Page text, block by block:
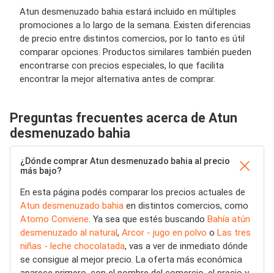
Atun desmenuzado bahia estará incluido en múltiples
promociones a lo largo de la semana. Existen diferencias
de precio entre distintos comercios, por lo tanto es útil
comparar opciones. Productos similares también pueden
encontrarse con precios especiales, lo que facilita
encontrar la mejor alternativa antes de comprar.
Preguntas frecuentes acerca de Atun
desmenuzado bahia
¿Dónde comprar Atun desmenuzado bahia al precio
más bajo?
En esta página podés comparar los precios actuales de
Atun desmenuzado bahia en distintos comercios, como
Atomo Conviene . Ya sea que estés buscando Bahía atún
desmenuzado al natural, Arcor - jugo en polvo o Las tres
niñas - leche chocolatada, vas a ver de inmediato dónde
se consigue al mejor precio. La oferta más económica